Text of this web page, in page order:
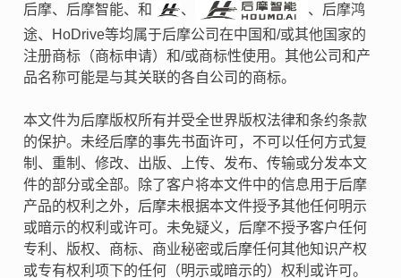
后摩、后摩智能、和 、
、后摩鸿
途、HoDrive等均属于后摩公司在中国和/或其他国家的
注册商标（商标申请）和/或商标性使用。其他公司和产
品名称可能是与其关联的各自公司的商标。
本文件为后摩版权所有并受全世界版权法律和条约条款
的保护。未经后摩的事先书面许可，不可以任何方式复
制、重制、修改、出版、上传、发布、传输或分发本文
件的部分或全部。除了客户将本文件中的信息用于后摩
产品的权利之外，后摩未根据本文件授予其他任何明示
或暗示的权利或许可。未免疑义，后摩不授予客户任何
专利、版权、商标、商业秘密或后摩任何其他知识产权
或专有权利项下的任何（明示或暗示的）权利或许可。